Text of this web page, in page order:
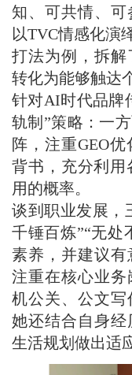
知、可共情、
以TVC情感化演
打法为例，拆
转化为能够触达
针对AI时代品牌
轨制”策略：一
阵，注重GEO
背书，充分利用
用的概率。
谈到职业发展，
千锤百炼”“无处
素养，并建议有
注重在核心业
机公关、公文写
她还结合自身
生活规划做出适